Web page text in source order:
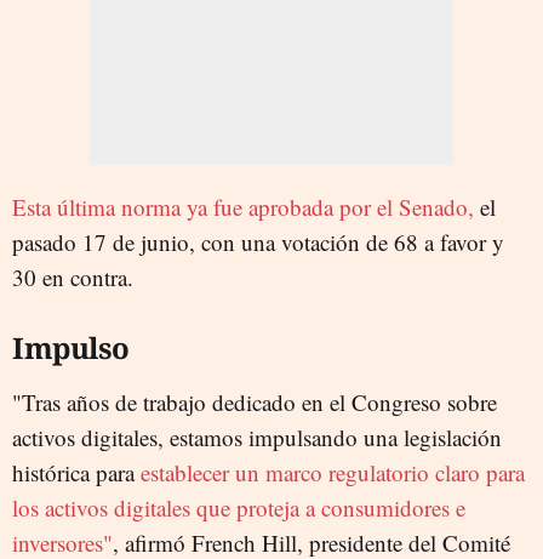
Esta última norma ya fue aprobada por el Senado, el
pasado 17 de junio, con una votación de 68 a favor y
30 en contra.
Impulso
"Tras años de trabajo dedicado en el Congreso sobre
activos digitales, estamos impulsando una legislación
histórica paraestablecer un marco regulatorio claro para
los activos digitales que proteja a consumidores e
inversores", afirmó French Hill, presidente del Comité